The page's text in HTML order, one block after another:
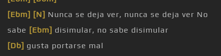
[Ebm] [N] Nunca se deja ver, nunca se deja ver No
sabe [Ebm] disimular, no sabe disimular
[Db] gusta portarse mal